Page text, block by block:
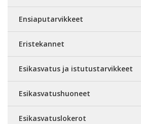
Ensiaputarvikkeet
Eristekannet
Esikasvatus ja istutustarvikkeet
Esikasvatushuoneet
Esikasvatuslokerot